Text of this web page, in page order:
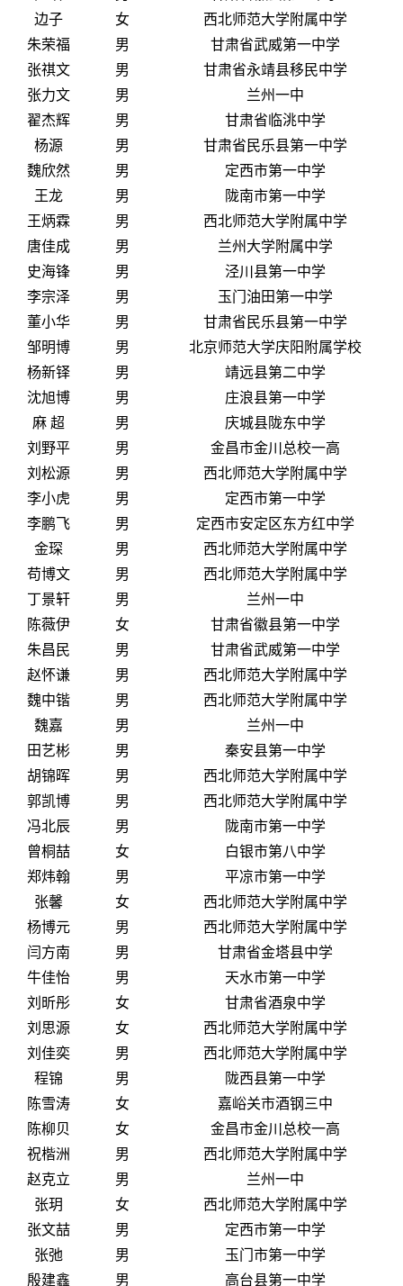
边子
女
西北师范大学附属中学
朱荣福
男
甘肃省武威第一中学
张祺文
男
甘肃省永靖县移民中学
张力文
男
兰州一中
翟杰辉
男
甘肃省临洮中学
杨源
男
甘肃省民乐县第一中学
魏欣然
男
定西市第一中学
王龙
男
陇南市第一中学
王炳霖
男
西北师范大学附属中学
唐佳成
男
兰州大学附属中学
史海锋
男
泾川县第一中学
李宗泽
男
玉门油田第一中学
董小华
男
甘肃省民乐县第一中学
邹明博
男
北京师范大学庆阳附属学校
杨新铎
男
靖远县第二中学
沈旭博
男
庄浪县第一中学
麻 超
男
庆城县陇东中学
刘野平
男
金昌市金川总校一高
刘松源
男
西北师范大学附属中学
李小虎
男
定西市第一中学
李鹏飞
男
定西市安定区东方红中学
金琛
男
西北师范大学附属中学
苟博文
男
西北师范大学附属中学
丁景轩
男
兰州一中
陈薇伊
女
甘肃省徽县第一中学
朱昌民
男
甘肃省武威第一中学
赵怀谦
男
西北师范大学附属中学
魏中锴
男
西北师范大学附属中学
魏嘉
男
兰州一中
田艺彬
男
秦安县第一中学
胡锦晖
男
西北师范大学附属中学
郭凯博
男
西北师范大学附属中学
冯北辰
男
陇南市第一中学
曾桐喆
女
白银市第八中学
郑炜翰
男
平凉市第一中学
张馨
女
西北师范大学附属中学
杨博元
男
西北师范大学附属中学
闫方南
男
甘肃省金塔县中学
牛佳怡
男
天水市第一中学
刘昕彤
女
甘肃省酒泉中学
刘思源
女
西北师范大学附属中学
刘佳奕
男
西北师范大学附属中学
程锦
男
陇西县第一中学
陈雪涛
女
嘉峪关市酒钢三中
陈柳贝
女
金昌市金川总校一高
祝楷洲
男
西北师范大学附属中学
赵克立
男
兰州一中
张玥
女
西北师范大学附属中学
张文喆
男
定西市第一中学
张弛
男
玉门市第一中学
殷建鑫
男
高台县第一中学